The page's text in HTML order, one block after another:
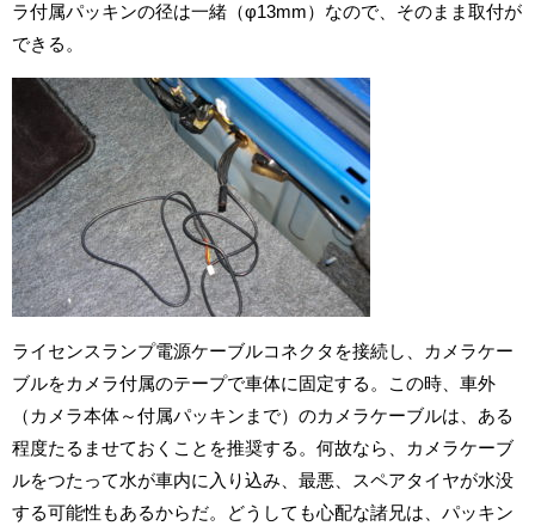
ラ付属パッキンの径は一緒（φ13mm）なので、そのまま取付が
できる。
ライセンスランプ電源ケーブルコネクタを接続し、カメラケー
ブルをカメラ付属のテープで車体に固定する。この時、車外
（カメラ本体～付属パッキンまで）のカメラケーブルは、ある
程度たるませておくことを推奨する。何故なら、カメラケーブ
ルをつたって水が車内に入り込み、最悪、スペアタイヤが水没
する可能性もあるからだ。どうしても心配な諸兄は、パッキン